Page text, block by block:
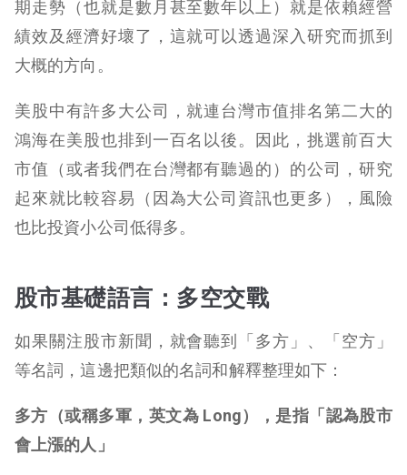
期走勢（也就是數月甚至數年以上）就是依賴經營
績效及經濟好壞了，這就可以透過深入研究而抓到
大概的方向。
美股中有許多大公司，就連台灣市值排名第二大的
鴻海在美股也排到一百名以後。因此，挑選前百大
市值（或者我們在台灣都有聽過的）的公司，研究
起來就比較容易（因為大公司資訊也更多），風險
也比投資小公司低得多。
股市基礎語言：多空交戰
如果關注股市新聞，就會聽到「多方」、「空方」
等名詞，這邊把類似的名詞和解釋整理如下：
多方（或稱多軍，英文為 Long），是指「認為股市
會上漲的人」